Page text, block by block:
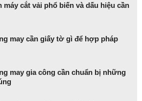
máy cắt vải phổ biến và dấu hiệu cần
may cần giấy tờ gì để hợp pháp
may gia công cần chuẩn bị những